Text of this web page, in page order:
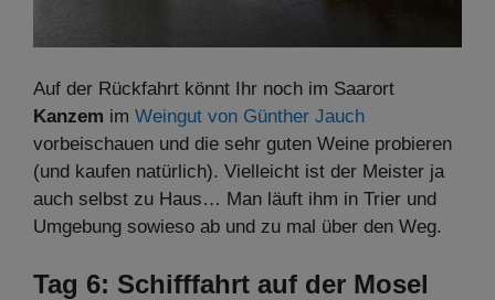
Auf der Rückfahrt könnt Ihr noch im Saarort
Kanzem im Weingut von Günther Jauch
vorbeischauen und die sehr guten Weine probieren
(und kaufen natürlich). Vielleicht ist der Meister ja
auch selbst zu Haus… Man läuft ihm in Trier und
Umgebung sowieso ab und zu mal über den Weg.
Tag 6: Schifffahrt auf der Mosel